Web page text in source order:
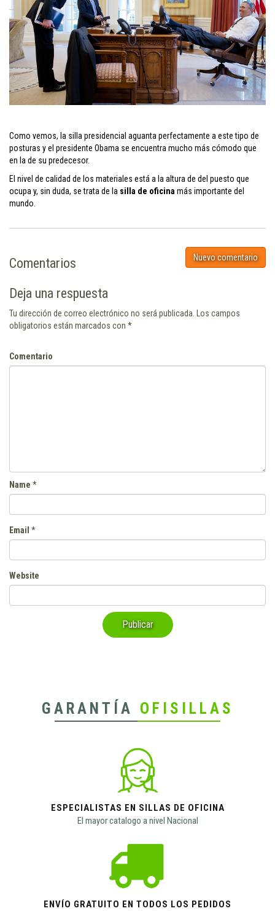
Como vemos, la silla presidencial aguanta perfectamente a este tipo de
posturas y el presidente Obama se encuentra mucho más cómodo que
en la de su predecesor.
El nivel de calidad de los materiales está a la altura de del puesto que
ocupa y, sin duda, se trata de la silla de oficina más importante del
mundo.
Comentarios Nuevo comentario
Deja una respuesta
Tu dirección de correo electrónico no será publicada. Los campos
obligatorios están marcados con *
Comentario
Name *
Email *
Website
GARANTÍA OFISILLAS
ESPECIALISTAS EN SILLAS DE OFICINA
El mayor catalogo a nivel Nacional
ENVÍO GRATUITO EN TODOS LOS PEDIDOS